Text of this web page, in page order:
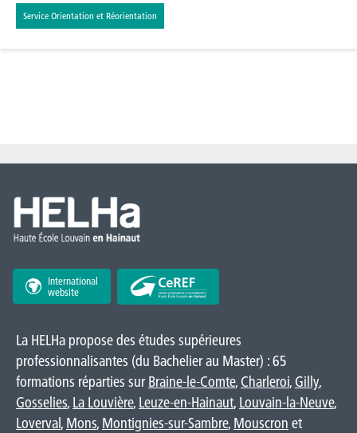
Service Orientation et Réorientation
International
website
La HELHa propose des études supérieures
professionnalisantes (du Bachelier au Master) : 65
formations réparties surBraine-le-Comte, Charleroi, Gilly,
Gosselies, La Louvière, Leuze-en-Hainaut, Louvain-la-Neuve,
Loverval, Mons, Montignies-sur-Sambre, Mouscron et